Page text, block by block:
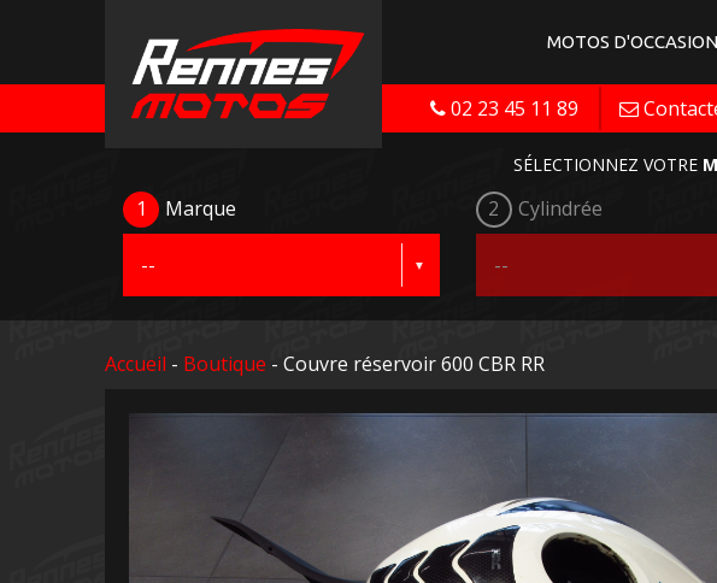
MOTOS D'OCCASION
02 23 45 11 89
SÉLECTIONNEZ VOTRE
1 Marque 2 Cylindrée
Accueil - Boutique - Couvre réservoir 600 CBR RR